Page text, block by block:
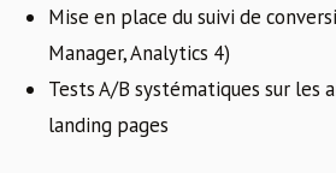
Mise en place du suivi de
Manager, Analytics 4)
Tests A/B systématiques sur les
landing pages